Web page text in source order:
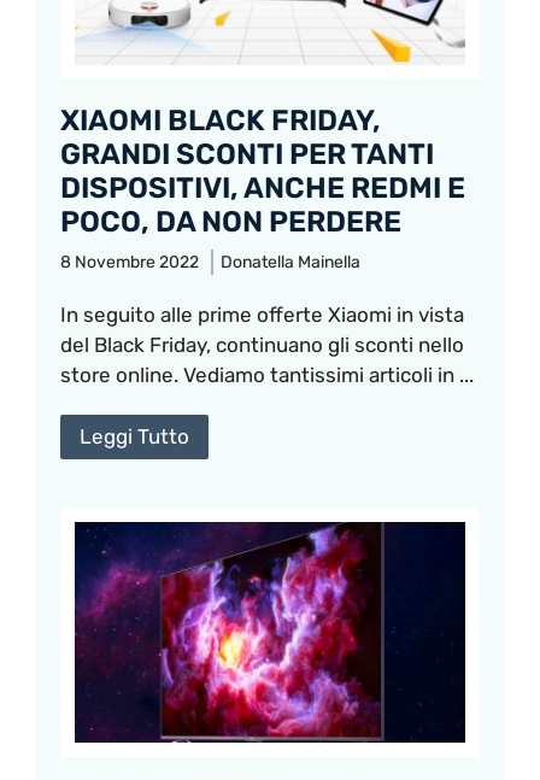
XIAOMI BLACK FRIDAY,
GRANDI SCONTI PER TANTI
DISPOSITIVI, ANCHE REDMI E
POCO, DA NON PERDERE
8 Novembre 2022 Donatella Mainella
In seguito alle prime offerte Xiaomi in vista
del Black Friday, continuano gli sconti nello
store online. Vediamo tantissimi articoli in ...
Leggi Tutto